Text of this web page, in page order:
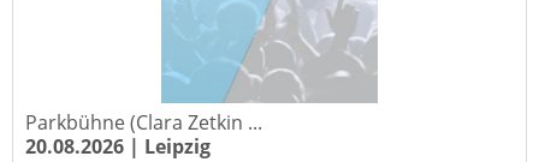
Parkbühne (Clara Zetkin ...
20.08.2026 | Leipzig